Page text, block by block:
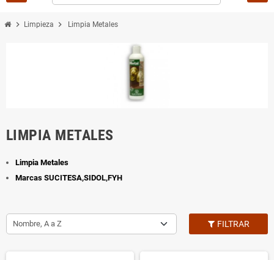
chevron_right Limpieza chevron_right Limpia Metales
LIMPIA METALES
Limpia Metales
Marcas SUCITESA,SIDOL,FYH
Nombre, A a Z FILTRAR